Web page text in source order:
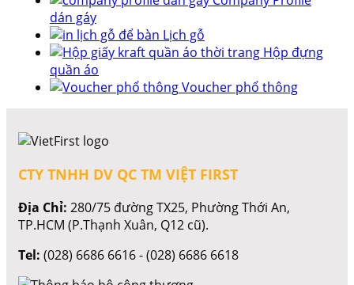
dán gáy
Lịch gỗ
Hộp đựng
quần áo
Voucher phổ thông
CTY TNHH DV QC TM VIỆT FIRST
Địa Chỉ: 280/75 đường TX25, Phường Thới An,
TP.HCM (P.Thạnh Xuân, Q12 cũ).
Tel: (028) 6686 6616 - (028) 6686 6618